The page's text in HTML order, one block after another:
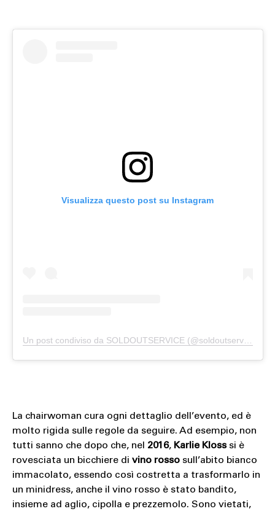
Visualizza questo post su Instagram
Un post condiviso da SOLDOUTSERVICE (@soldoutserviceitaly)
La chairwoman cura ogni dettaglio dell’evento, ed è
molto rigida sulle regole da seguire. Ad esempio, non
tutti sanno che dopo che, nel 2016, Karlie Klosssi è
rovesciata un bicchiere di vino rossosull’abito bianco
immacolato, essendo così costretta a trasformarlo in
un minidress, anche il vino rosso è stato bandito,
insieme ad aglio, cipolla e prezzemolo. Sono vietati,